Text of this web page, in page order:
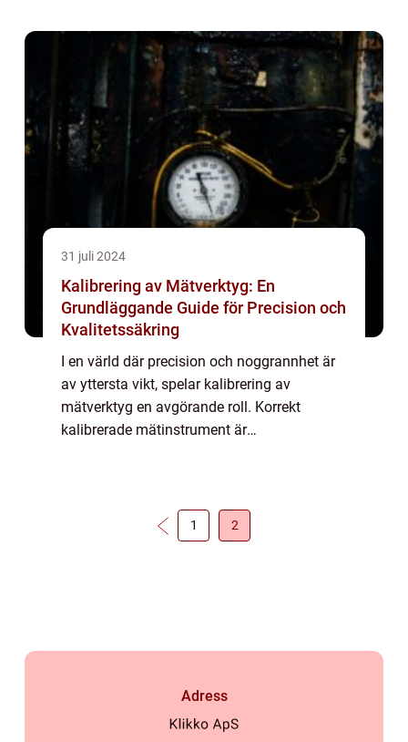
inte överf&...
31 juli 2024
Kalibrering av Mätverktyg: En
Grundläggande Guide för Precision och
Kvalitetssäkring
I en värld där precision och noggrannhet är
av yttersta vikt, spelar kalibrering av
mätverktyg en avgörande roll. Korrekt
kalibrerade mätinstrument är
1 2
Adress